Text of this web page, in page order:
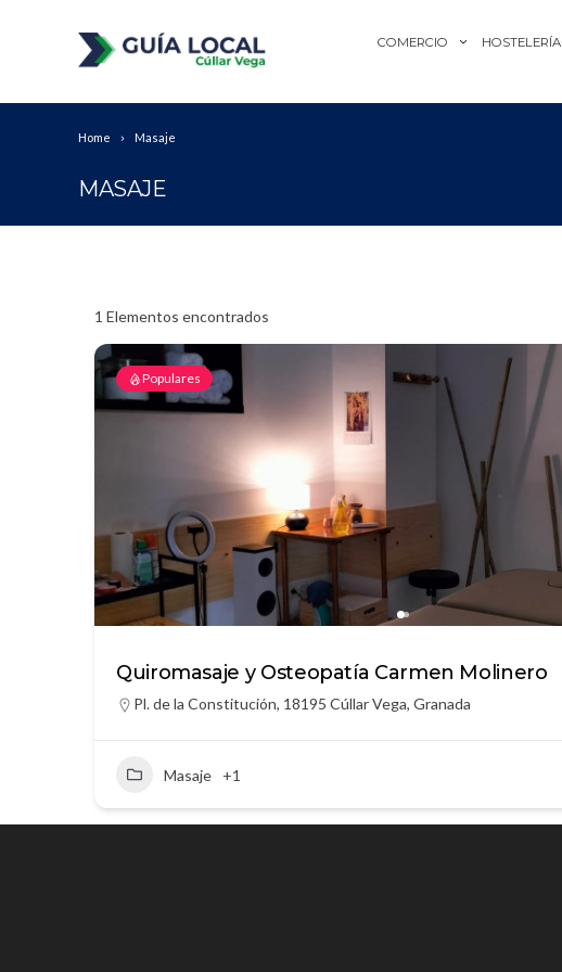
COMERCIO HOSTELERÍA
Home Masaje
MASAJE
1 Elementos encontrados
Populares
Quiromasaje y Osteopatía Carmen Molinero
Pl. de la Constitución, 18195 Cúllar Vega, Granada
Masaje +1